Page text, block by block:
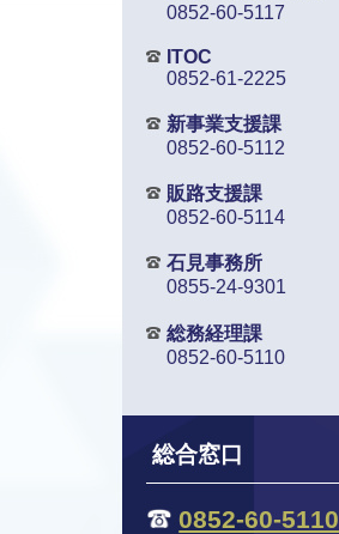
0852-60-5117
ITOC
0852-61-2225
新事業支援課
0852-60-5112
販路支援課
0852-60-5114
石見事務所
0855-24-9301
総務経理課
0852-60-5110
総合窓口
0852-60-5110